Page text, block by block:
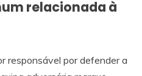
relacionada à
responsável por defender a